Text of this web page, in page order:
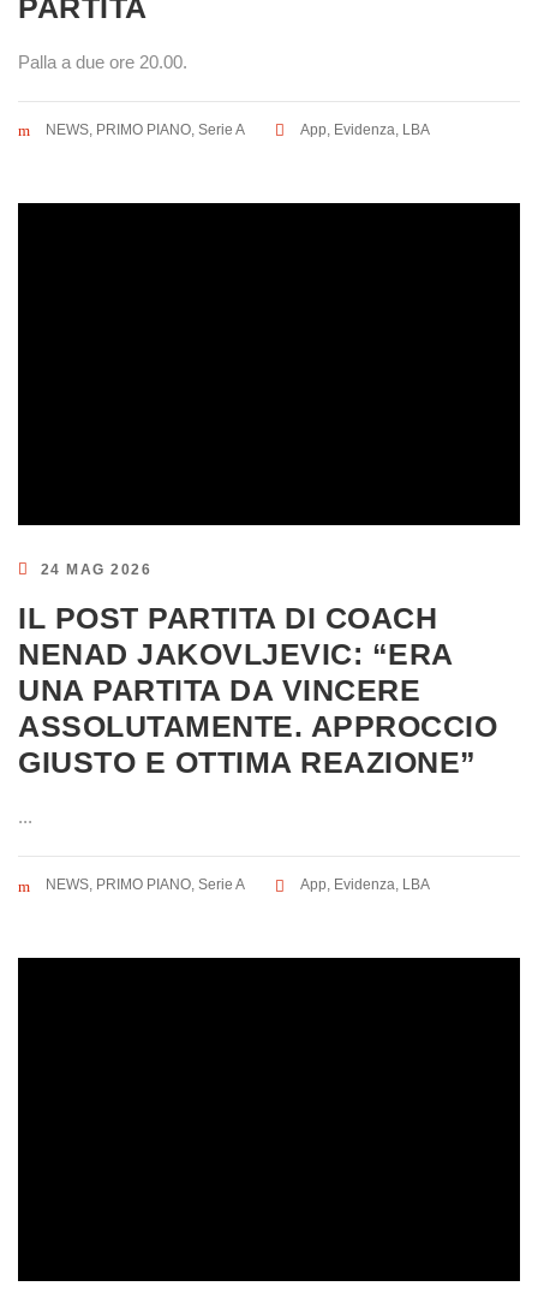
PARTITA
Palla a due ore 20.00.
NEWS PRIMO PIANO Serie A App Evidenza LBA
24 MAG 2026
IL POST PARTITA DI COACH
NENAD JAKOVLJEVIC: “ERA
UNA PARTITA DA VINCERE
ASSOLUTAMENTE. APPROCCIO
GIUSTO E OTTIMA REAZIONE”
...
NEWS, PRIMO PIANO, Serie A App, Evidenza, LBA